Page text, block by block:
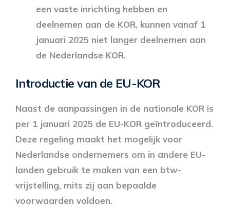
een vaste inrichting hebben en
deelnemen aan de KOR, kunnen vanaf 1
januari 2025 niet langer deelnemen aan
de Nederlandse KOR.
Introductie van de EU-KOR
Naast de aanpassingen in de nationale KOR is
per 1 januari 2025 de EU-KOR geïntroduceerd.
Deze regeling maakt het mogelijk voor
Nederlandse ondernemers om in andere EU-
landen gebruik te maken van een btw-
vrijstelling, mits zij aan bepaalde
voorwaarden voldoen.